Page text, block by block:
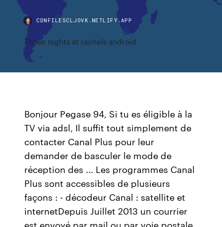
CDNFILESCLJOVK.NETLIFY.APP
Those nights at rachels android
Bonjour Pegase 94, Si tu es éligible à la
TV via adsl, Il suffit tout simplement de
contacter Canal Plus pour leur
demander de basculer le mode de
réception des ... Les programmes Canal
Plus sont accessibles de plusieurs
façons : - décodeur Canal : satellite et
internetDepuis Juillet 2013 un courrier
est envoyé par mail ou par voie postale